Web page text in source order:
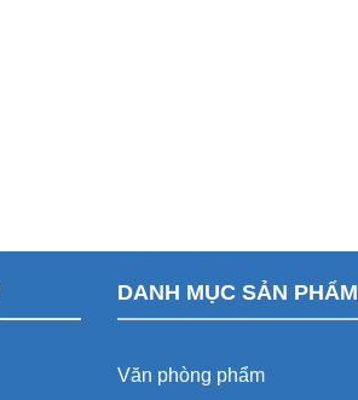
DANH MỤC SẢN PHẨM
Văn phòng phẩm